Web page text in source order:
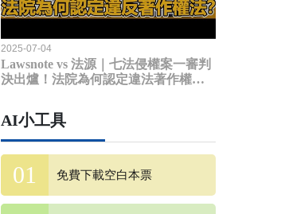
2025-07-04
Lawsnote vs 法源｜七法侵權案一審判
決出爐！法院為何認定違法著作權
AI小工具
免費下載空白本票